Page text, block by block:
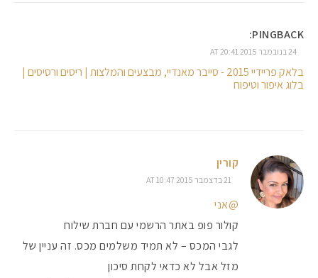
PINGBACK:
24 בנובמבר 2015 AT 20:41
בלאק פריידיי 2015 - סייבר מאנדיי, מבצעים והמלצות | ריסים ורסיסים |
בלוג איפור וטיפוח
קורין
21 בדצמבר 2015 AT 10:47
@אני
קולור פופ באתר הרשמי עם חברת שילוח
לגבי המכס – לא תמיד משלמים מכס. זה עניין של
מזל אבל לא כדאי לקחת סיכון